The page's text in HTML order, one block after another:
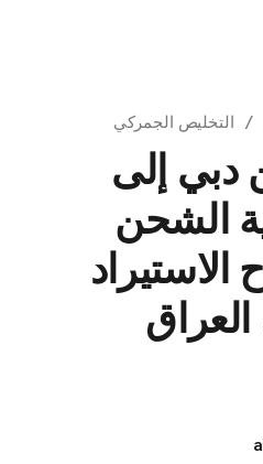
التخليص الجمركي
دبي إلى
الشحن
الاستيراد